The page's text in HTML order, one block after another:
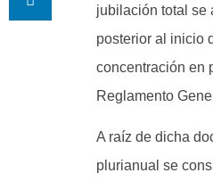
jubilación total se
posterior al inicio
concentración en
Reglamento
A raíz de dicha
plurianual se